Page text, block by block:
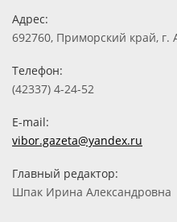
Адрес:
692760, Приморский край, г.
Телефон:
(42337) 4-24-52
E-mail:
vibor.gazeta@yandex.ru
Главный редактор:
Шпак Ирина Александровна